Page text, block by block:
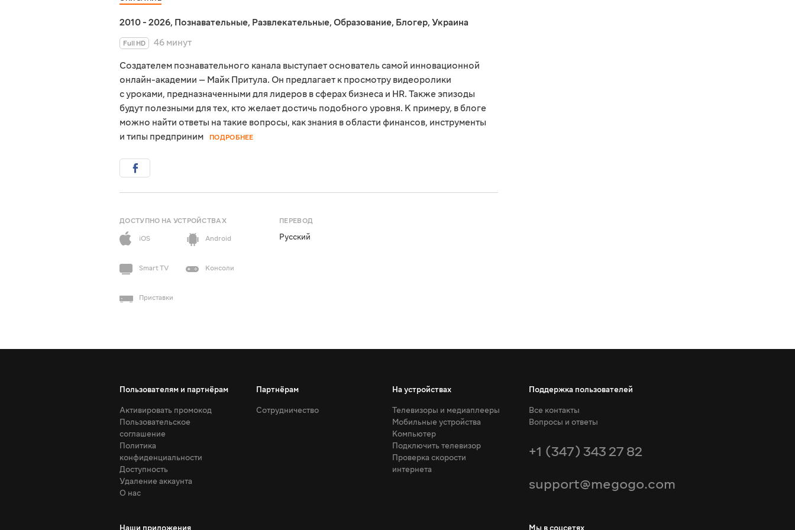
2010 - 2026, Познавательные, Развлекательные, Образование, Блогер, Украина
Full HD
46 минут
Создателем познавательного канала выступает основатель самой инновационной
онлайн-академии — Майк Притула. Он предлагает к просмотру видеоролики
с уроками, предназначенными для лидеров в сферах бизнеса и HR. Также эпизоды
будут полезными для тех, кто желает достичь подобного уровня. К примеру, в блоге
можно найти ответы на такие вопросы, как знания в области финансов, инструменты
и типы предприним
ПОДРОБНЕЕ
ДОСТУПНО НА УСТРОЙСТВАХ
iOS
Android
Smart TV Консоли
Приставки
ПЕРЕВОД
Русский
Пользователям и партнёрам
Активировать промокод
Пользовательское
соглашение
Политика
конфиденциальности
Доступность
Удаление аккаунта
О нас
Партнёрам
Сотрудничество
На устройствах
Телевизоры и медиаплееры
Мобильные устройства
Компьютер
Подключить телевизор
Проверка скорости
интернета
Поддержка пользователей
Все контакты
Вопросы и ответы
+1 (347) 343 27 82
support@megogo.com